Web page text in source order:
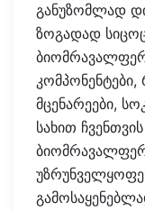
განუზომლად
ზოგადად
მცენარეები,
სახით